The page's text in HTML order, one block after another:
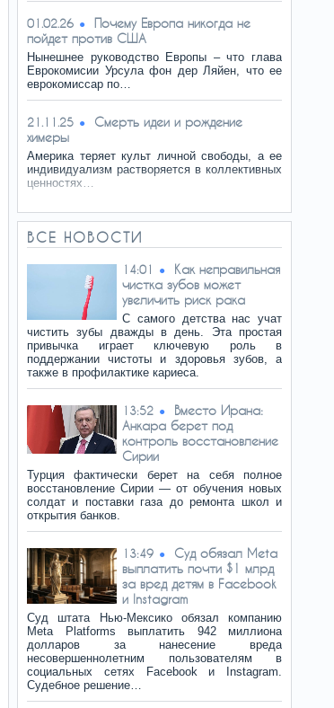
01.02.26
Почему Европа никогда не
пойдет против США
Нынешнее руководство Европы – что глава
Еврокомисии Урсула фон дер Ляйен, что ее
еврокомиссар по…
21.11.25
Смерть идеи и рождение
химеры
Америка теряет культ личной свободы, а ее
индивидуализм растворяется в коллективных
ценностях…
ВСЕ НОВОСТИ
14:01
Как неправильная
чистка зубов может
увеличить риск рака
С самого детства нас учат
чистить зубы дважды в день. Эта простая
привычка играет ключевую роль в
поддержании чистоты и здоровья зубов, а
также в профилактике кариеса.
13:52
Вместо Ирана:
Анкара берет под
контроль восстановление
Сирии
Турция фактически берет на себя полное
восстановление Сирии — от обучения новых
солдат и поставки газа до ремонта школ и
открытия банков.
13:49
Суд обязал Meta
выплатить почти $1 млрд
за вред детям в Facebook
и Instagram
Суд штата Нью-Мексико обязал компанию
Meta Platforms выплатить 942 миллиона
долларов за нанесение вреда
несовершеннолетним пользователям в
социальных сетях Facebook и Instagram.
Судебное решение…